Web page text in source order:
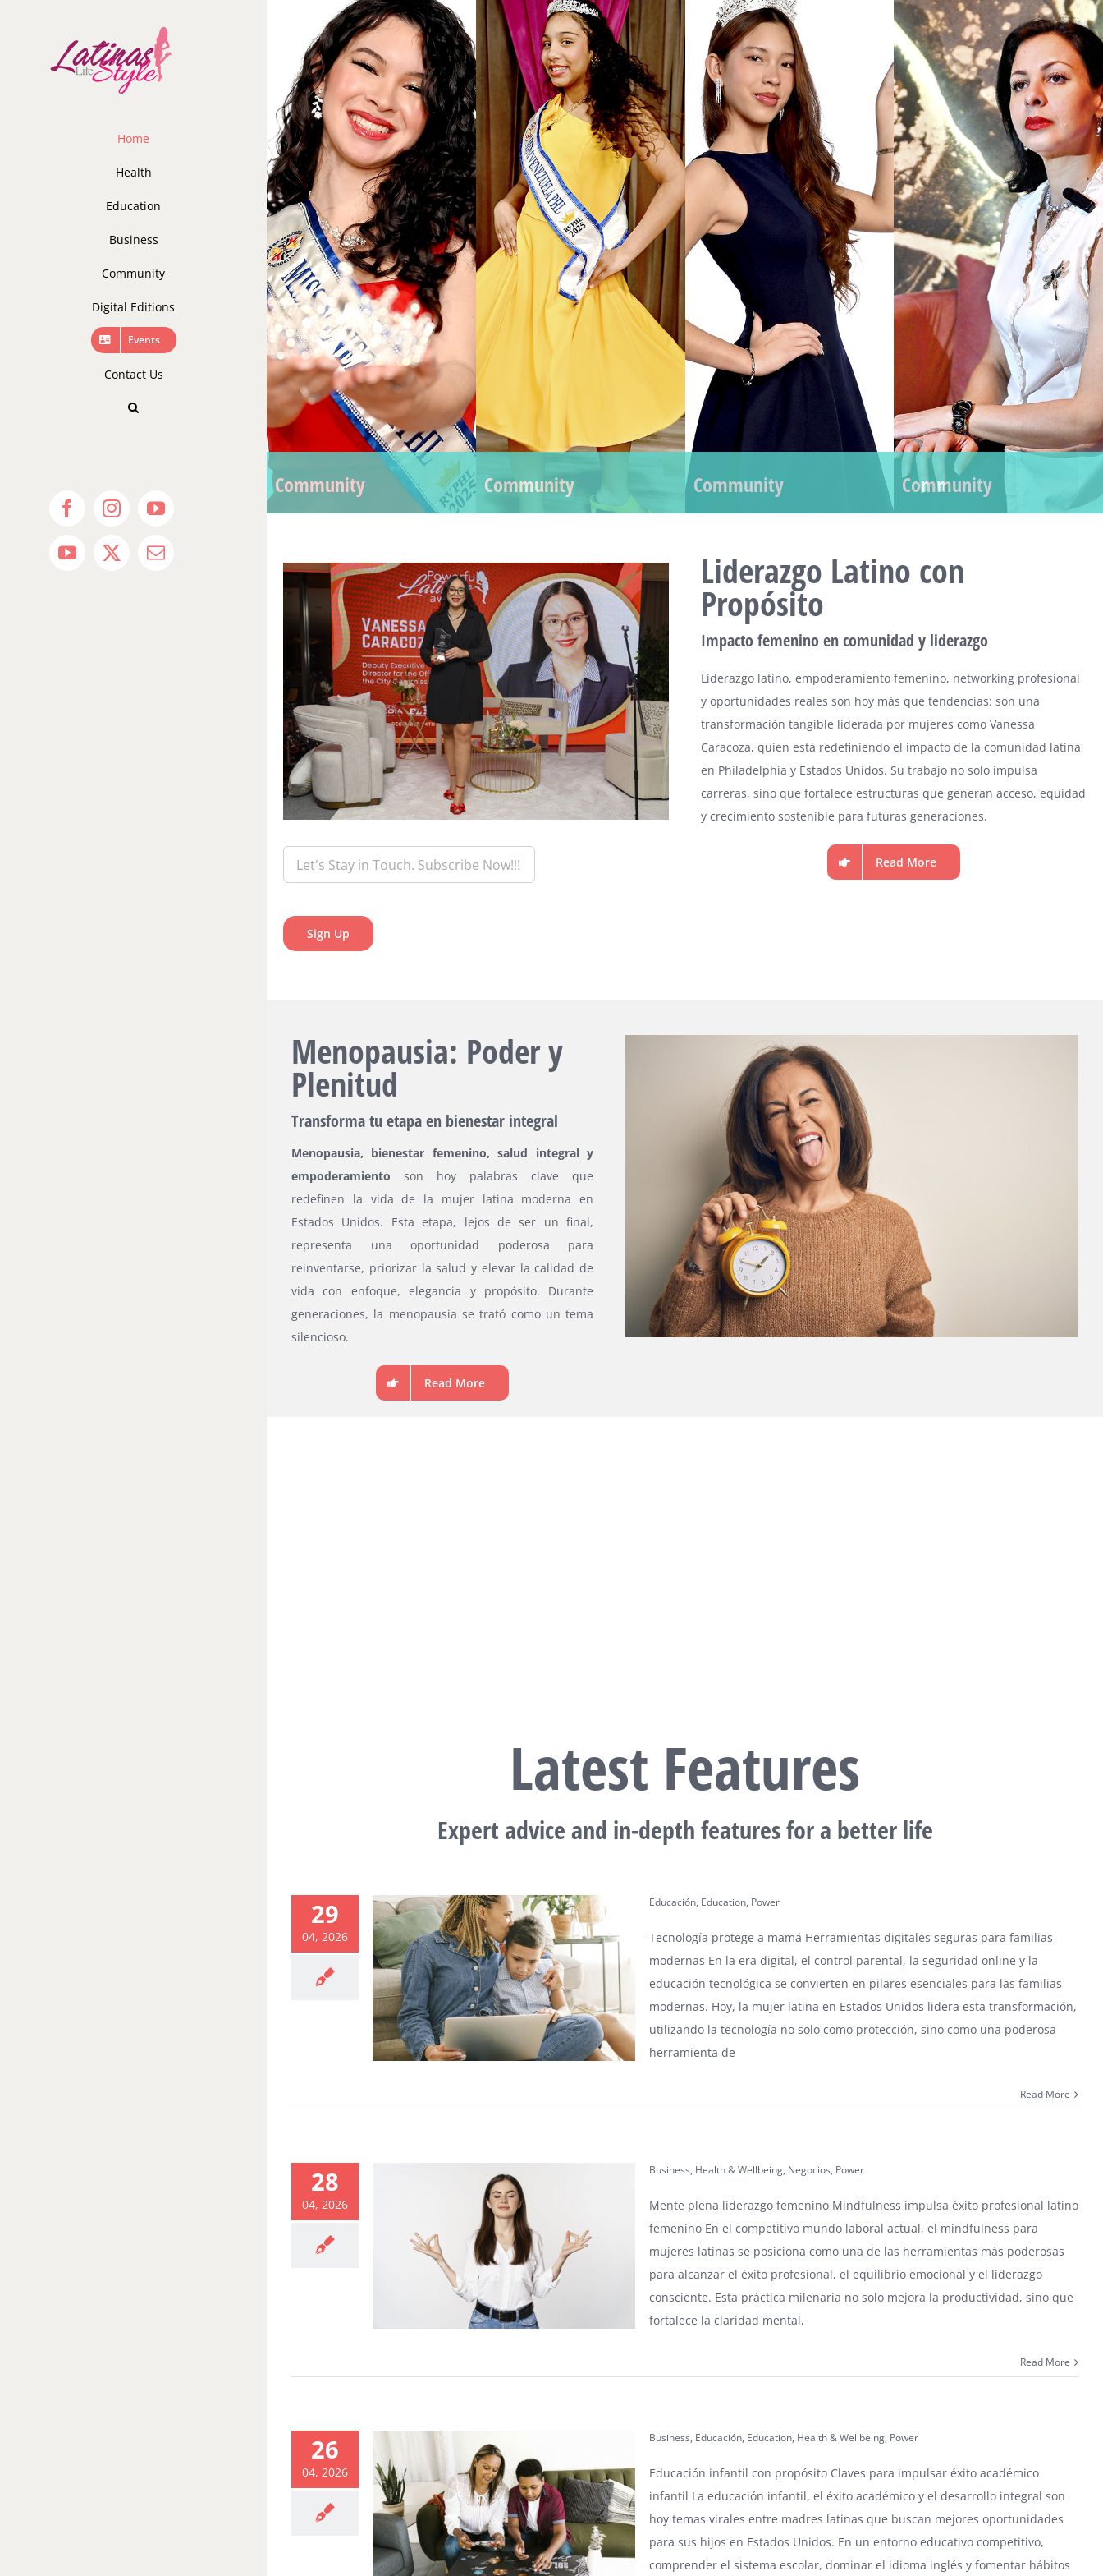
Home
Health
Education
Business
Community
Digital Editions
Events
Contact Us
FacebookInstagramYouTube
YouTube
X Email
Community Community Community Community
Liderazgo Latino con
Propósito
Impacto femenino en comunidad y liderazgo
Liderazgo latino, empoderamiento femenino, networking profesional
y oportunidades reales son hoy más que tendencias: son una
transformación tangible liderada por mujeres como Vanessa
Caracoza, quien está redefiniendo el impacto de la comunidad latina
en Philadelphia y Estados Unidos. Su trabajo no solo impulsa
carreras, sino que fortalece estructuras que generan acceso, equidad
y crecimiento sostenible para futuras generaciones.
Read More
Menopausia: Poder y
Plenitud
Transforma tu etapa en bienestar integral
Menopausia, bienestar femenino, salud integral y
empoderamiento son hoy palabras clave que
redefinen la vida de la mujer latina moderna en
Estados Unidos. Esta etapa, lejos de ser un final,
representa una oportunidad poderosa para
reinventarse, priorizar la salud y elevar la calidad de
vida con enfoque, elegancia y propósito. Durante
generaciones, la menopausia se trató como un tema
silencioso.
Read More
Latest Features
Expert advice and in-depth features for a better life
29
04, 2026
Educación, Education, Power
Tecnología protege a mamá Herramientas digitales seguras para familias
modernas En la era digital, el control parental, la seguridad online y la
educación tecnológica se convierten en pilares esenciales para las familias
modernas. Hoy, la mujer latina en Estados Unidos lidera esta transformación,
utilizando la tecnología no solo como protección, sino como una poderosa
herramienta de
Read More
28
04, 2026
Business, Health & Wellbeing, Negocios, Power
Mente plena liderazgo femenino Mindfulness impulsa éxito profesional latino
femenino En el competitivo mundo laboral actual, el mindfulness para
mujeres latinas se posiciona como una de las herramientas más poderosas
para alcanzar el éxito profesional, el equilibrio emocional y el liderazgo
consciente. Esta práctica milenaria no solo mejora la productividad, sino que
fortalece la claridad mental,
Read More
26
04, 2026
Business, Educación, Education, Health & Wellbeing, Power
Educación infantil con propósito Claves para impulsar éxito académico
infantil La educación infantil, el éxito académico y el desarrollo integral son
hoy temas virales entre madres latinas que buscan mejores oportunidades
para sus hijos en Estados Unidos. En un entorno educativo competitivo,
comprender el sistema escolar, dominar el idioma inglés y fomentar hábitos